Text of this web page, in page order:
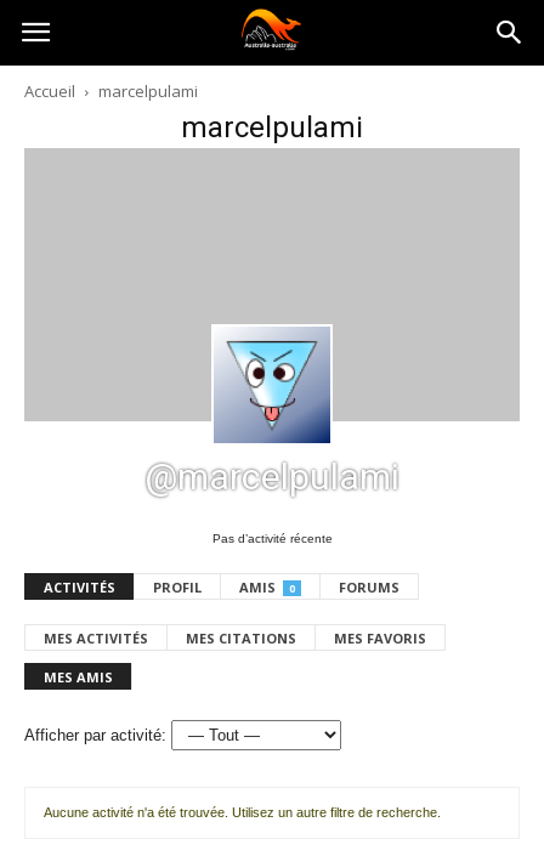
Australia-
australie.com
Accueil marcelpulami
marcelpulami
@marcelpulami
Pas d’activité récente
ACTIVITÉS PROFIL AMIS 0 FORUMS
MES ACTIVITÉS MES CITATIONS MES FAVORIS
MES AMIS
Afficher par activité:
Aucune activité n'a été trouvée. Utilisez un autre filtre de recherche.